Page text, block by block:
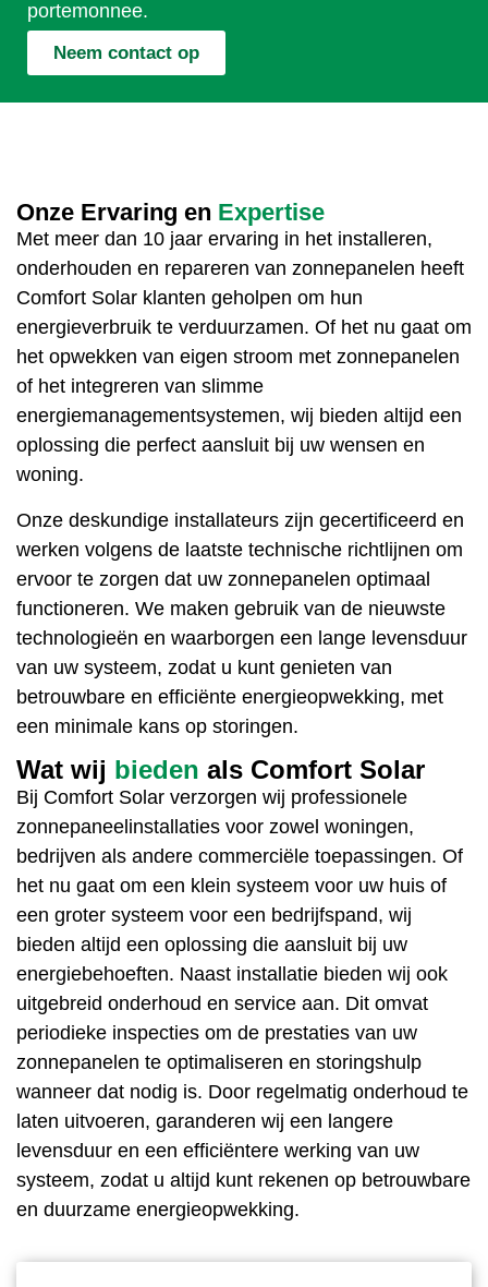
portemonnee.
Neem contact op
Onze Ervaring en Expertise
Met meer dan 10 jaar ervaring in het installeren,
onderhouden en repareren van zonnepanelen heeft
Comfort Solar klanten geholpen om hun
energieverbruik te verduurzamen. Of het nu gaat om
het opwekken van eigen stroom met zonnepanelen
of het integreren van slimme
energiemanagementsystemen, wij bieden altijd een
oplossing die perfect aansluit bij uw wensen en
woning.
Onze deskundige installateurs zijn gecertificeerd en
werken volgens de laatste technische richtlijnen om
ervoor te zorgen dat uw zonnepanelen optimaal
functioneren. We maken gebruik van de nieuwste
technologieën en waarborgen een lange levensduur
van uw systeem, zodat u kunt genieten van
betrouwbare en efficiënte energieopwekking, met
een minimale kans op storingen.
Wat wij bieden als Comfort Solar
Bij Comfort Solar verzorgen wij professionele
zonnepaneelinstallaties voor zowel woningen,
bedrijven als andere commerciële toepassingen. Of
het nu gaat om een klein systeem voor uw huis of
een groter systeem voor een bedrijfspand, wij
bieden altijd een oplossing die aansluit bij uw
energiebehoeften. Naast installatie bieden wij ook
uitgebreid onderhoud en service aan. Dit omvat
periodieke inspecties om de prestaties van uw
zonnepanelen te optimaliseren en storingshulp
wanneer dat nodig is. Door regelmatig onderhoud te
laten uitvoeren, garanderen wij een langere
levensduur en een efficiëntere werking van uw
systeem, zodat u altijd kunt rekenen op betrouwbare
en duurzame energieopwekking.